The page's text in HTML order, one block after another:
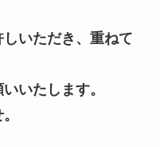
いただき、重ねて
いたします。